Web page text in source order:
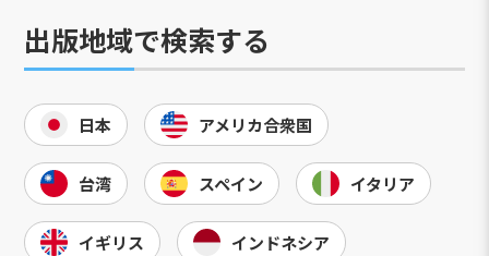
出版地域で検索する
日本 アメリカ合衆国
台湾 スペイン イタリア
イギリス インドネシア